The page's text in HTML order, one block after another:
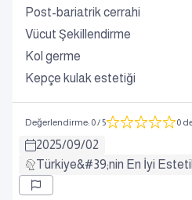
Post-bariatrik cerrahi
Vücut Şekillendirme
Kol germe
Kepçe kulak estetiği
Değerlendirme: 0/ 5 0
2025/09/02
Türkiye&#39;nin En İyi